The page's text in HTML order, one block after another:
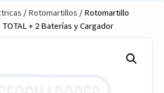
/ Rotomartillos / Rotomartillo
+ 2 Baterías y Cargador